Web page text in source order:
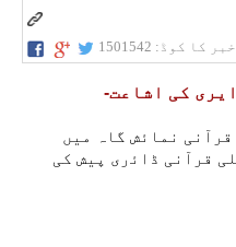
خبر کا کوڈ: 1501542
كی اشاعت-
نماﺋش گاہ میں
سے پہلی قرآنی ڈاﺋری پيش كی